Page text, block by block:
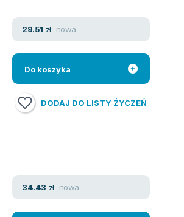
29.51 zł nowa
Do koszyka
DODAJ DO LISTY ŻYCZEŃ
,Tomasz Samojlik,Jacek
34.43 zł nowa